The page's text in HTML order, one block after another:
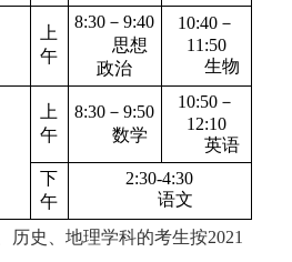
上
午
8:30－9:40
思想
政治
10:40－
11:50
生物
上
午
8:30－9:50
数学
10:50－
12:10
英语
下
午
2:30-4:30
语文
历史、地理学科的考生按2021